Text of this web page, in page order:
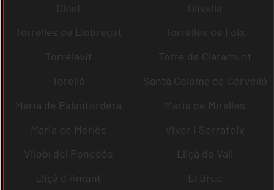
Olost
Olivella
Torrelles de Llobregat
Torrelles de Foix
Torrelavit
Torre de Claramunt
Torelló
Santa Coloma de Cervelló
Maria de Palautordera
Maria de Miralles
Maria de Merlès
Viver i Serrateix
Vilobí del Penedès
Lliçà de Vall
Lliçà d´Amunt
El Bruc